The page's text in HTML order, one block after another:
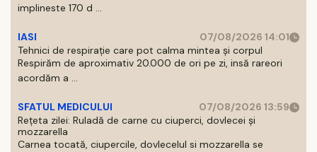
implineste 170 d ...
IASI
07/08/2026 14:01
Tehnici de respirație care pot calma mintea și corpul
Respirăm de aproximativ 20.000 de ori pe zi, insă rareori
acordăm a ...
SFATUL MEDICULUI
07/08/2026 13:59
Rețeta zilei: Ruladă de carne cu ciuperci, dovlecei și
mozzarella
Carnea tocată, ciupercile, dovlecelul si mozzarella se